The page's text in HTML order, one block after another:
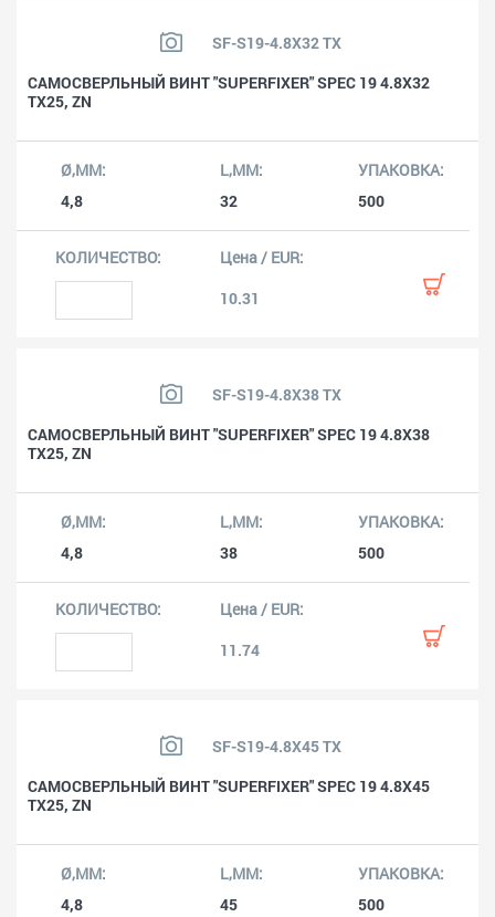
SF-S19-4.8X32 TX
САМОСВЕРЛЬНЫЙ ВИНТ "SUPERFIXER" SPEC 19 4.8X32
TX25, ZN
4,8 32 500
10.31
SF-S19-4.8X38 TX
САМОСВЕРЛЬНЫЙ ВИНТ "SUPERFIXER" SPEC 19 4.8X38
TX25, ZN
4,8 38 500
11.74
SF-S19-4.8X45 TX
САМОСВЕРЛЬНЫЙ ВИНТ "SUPERFIXER" SPEC 19 4.8X45
TX25, ZN
4,8 45 500